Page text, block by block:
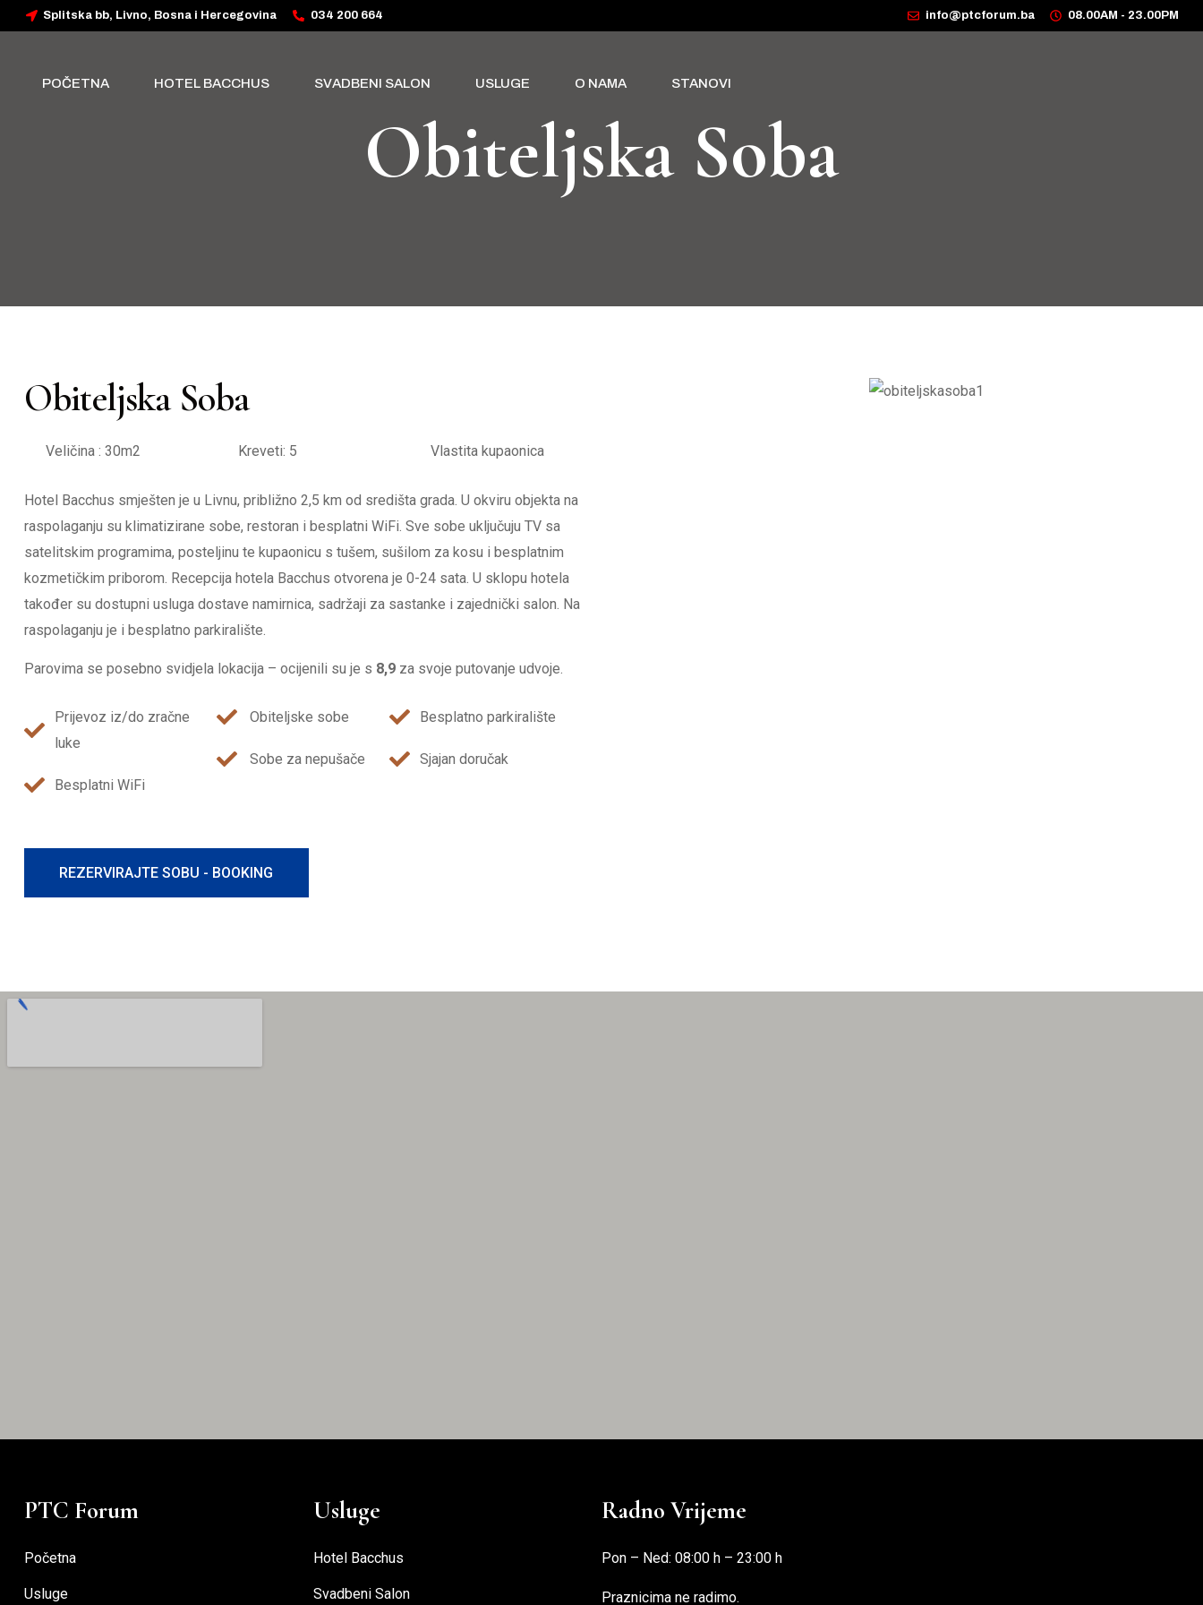
Splitska bb, Livno, Bosna i Hercegovina 034 200 664 info@ptcforum.ba 08.00AM - 23.00PM
POČETNA HOTEL BACCHUS SVADBENI SALON USLUGE O NAMA STANOVI
Obiteljska Soba
Obiteljska Soba
Veličina : 30m2 Kreveti: 5 Vlastita kupaonica
Hotel Bacchus smješten je u Livnu, približno 2,5 km od središta grada. U okviru objekta na
raspolaganju su klimatizirane sobe, restoran i besplatni WiFi. Sve sobe uključuju TV sa
satelitskim programima, posteljinu te kupaonicu s tušem, sušilom za kosu i besplatnim
kozmetičkim priborom. Recepcija hotela Bacchus otvorena je 0-24 sata. U sklopu hotela
također su dostupni usluga dostave namirnica, sadržaji za sastanke i zajednički salon. Na
raspolaganju je i besplatno parkiralište.
Parovima se posebno svidjela lokacija – ocijenili su je s 8,9 za svoje putovanje udvoje.
Prijevoz iz/do zračne
luke
Besplatni WiFi
Obiteljske sobe
Sobe za nepušače
Besplatno parkiralište
Sjajan doručak
REZERVIRAJTE SOBU - BOOKING
PTC Forum
Početna
Usluge
Usluge
Hotel Bacchus
Svadbeni Salon
Radno Vrijeme
Pon – Ned: 08:00 h – 23:00 h
Praznicima ne radimo.